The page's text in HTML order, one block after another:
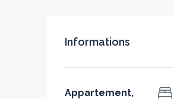
Informations
Appartement,